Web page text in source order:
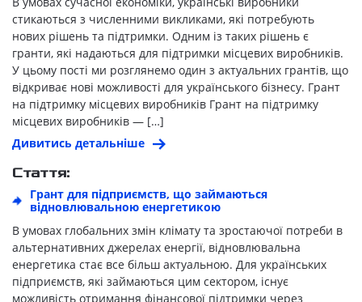
стикаються з численними викликами, які потребують
нових рішень та підтримки. Одним із таких рішень є
гранти, які надаються для підтримки місцевих виробників.
У цьому пості ми розглянемо один з актуальних грантів, що
відкриває нові можливості для українського бізнесу. Грант
на підтримку місцевих виробників Грант на підтримку
місцевих виробників — […]
Дивитись детальніше
Стаття:
Грант для підприємств, що займаються
відновлювальною енергетикою
В умовах глобальних змін клімату та зростаючої потреби в
альтернативних джерелах енергії, відновлювальна
енергетика стає все більш актуальною. Для українських
підприємств, які займаються цим сектором, існує
можливість отримання фінансової підтримки через